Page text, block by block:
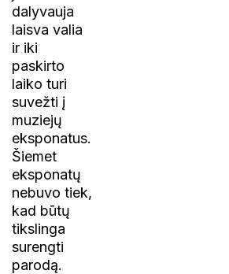
dalyvauja
laisva valia
ir iki
paskirto
laiko turi
suvežti į
muziejų
eksponatus.
Šiemet
eksponatų
nebuvo tiek,
kad būtų
tikslinga
surengti
parodą.